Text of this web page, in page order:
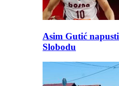
Asim Gutić
Slobodu